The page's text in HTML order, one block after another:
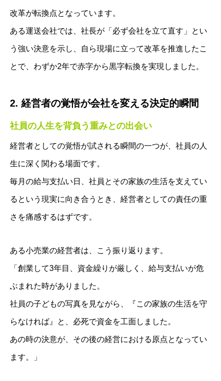
改革が転換点となっています。
ある運送会社では、社長が「必ず会社を立て直す」とい
う強い決意を示し、自ら現場に立って改革を推進したこ
とで、わずか2年で赤字から黒字転換を実現しました。
2. 経営者の覚悟が会社を変える決定的瞬間
社員の人生を背負う重みとの出会い
経営者としての覚悟が試される瞬間の一つが、社員の人
生に深く関わる場面です。
毎月の給与支払い日、社員とその家族の生活を支えてい
るという現実に向き合うとき、経営者としての責任の重
さを痛感するはずです。
ある小売業の経営者は、こう振り返ります。
「創業して3年目、資金繰りが厳しく、給与支払いが危
ぶまれた時がありました。
社員の子どもの写真を見ながら、『この家族の生活を守
らなければ』と、必死で資金を工面しました。
あの時の決意が、その後の経営における原点となってい
ます。」